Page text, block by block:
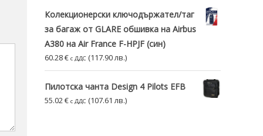
Колекционерски ключодържател/таг
за багаж от GLARE обшивка на Airbus
A380 на Air France F-HPJF (син)
60.28€ с ДДС (117.90 лв.)
Пилотска чанта Design 4 Pilots EFB
55.02 € с ДДС (107.61 лв.)